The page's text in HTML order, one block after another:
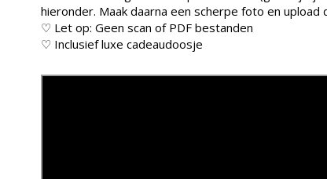
hieronder. Maak daarna een scherpe foto en upload
♡ Let op: Geen scan of PDF bestanden
♡ Inclusief luxe cadeaudoosje